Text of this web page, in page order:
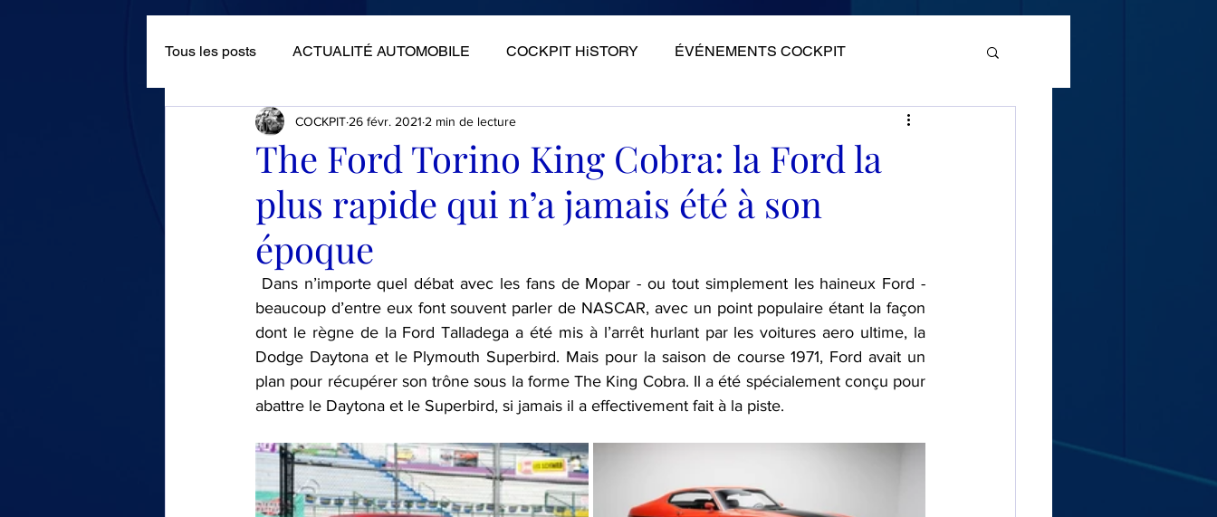
Tous les posts ACTUALITÉ AUTOMOBILE COCKPIT HiSTORY ÉVÉNEMENTS COCKPIT
ÉVÉNEMENTS AUTOMOBILES ESSAIS ROUTIERS
LE TOUR DE MA VOITURE
The Ford Torino King Cobra: la Ford la
plus rapide qui n’a jamais été à son
époque
COCKPIT 26 févr. 2021 2 min de lecture
beaucoup d’entre eux font souvent parler de NASCAR, avec un point populaire étant la façon
dont le règne de la Ford Talladega a été mis à l’arrêt hurlant par les voitures aero ultime, la
Dodge Daytona et le Plymouth Superbird. Mais pour la saison de course 1971, Ford avait un
plan pour récupérer son trône sous la forme The King Cobra. Il a été spécialement conçu pour
abattre le Daytona et le Superbird, si jamais il a effectivement fait à la piste.